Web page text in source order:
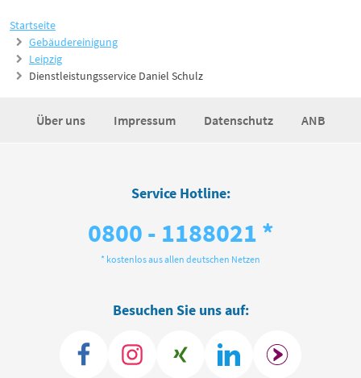
Startseite
Gebäudereinigung
Leipzig
Dienstleistungsservice Daniel Schulz
Über uns Impressum Datenschutz ANB
Service Hotline:
0800 - 1188021 *
* kostenlos aus allen deutschen Netzen
Besuchen Sie uns auf: